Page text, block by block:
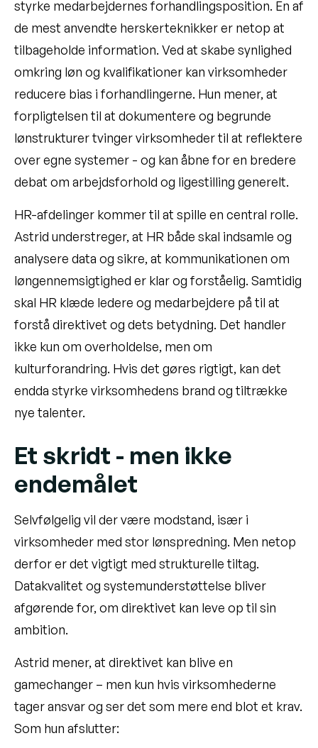
styrke medarbejdernes forhandlingsposition. En af
de mest anvendte herskerteknikker er netop at
tilbageholde information. Ved at skabe synlighed
omkring løn og kvalifikationer kan virksomheder
reducere bias i forhandlingerne. Hun mener, at
forpligtelsen til at dokumentere og begrunde
lønstrukturer tvinger virksomheder til at reflektere
over egne systemer - og kan åbne for en bredere
debat om arbejdsforhold og ligestilling generelt.
HR-afdelinger kommer til at spille en central rolle.
Astrid understreger, at HR både skal indsamle og
analysere data og sikre, at kommunikationen om
løngennemsigtighed er klar og forståelig. Samtidig
skal HR klæde ledere og medarbejdere på til at
forstå direktivet og dets betydning. Det handler
ikke kun om overholdelse, men om
kulturforandring. Hvis det gøres rigtigt, kan det
endda styrke virksomhedens brand og tiltrække
nye talenter.
Et skridt - men ikke
endemålet
Selvfølgelig vil der være modstand, især i
virksomheder med stor lønspredning. Men netop
derfor er det vigtigt med strukturelle tiltag.
Datakvalitet og systemunderstøttelse bliver
afgørende for, om direktivet kan leve op til sin
ambition.
Astrid mener, at direktivet kan blive en
gamechanger – men kun hvis virksomhederne
tager ansvar og ser det som mere end blot et krav.
Som hun afslutter: